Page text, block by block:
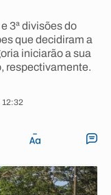
3ª divisões do
que decidiram a
iniciarão a sua
respectivamente.
12:32